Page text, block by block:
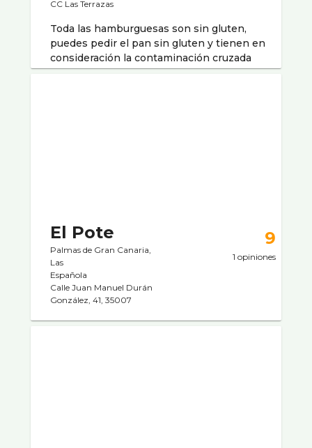
CC Las Terrazas
Toda las hamburguesas son sin gluten,
puedes pedir el pan sin gluten y tienen en
consideración la contaminación cruzada
El Pote
Palmas de Gran Canaria,
Las
Española
Calle Juan Manuel Durán
González, 41, 35007
9
1 opiniones